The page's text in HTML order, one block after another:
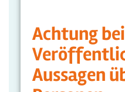
Achtung
Aussagen